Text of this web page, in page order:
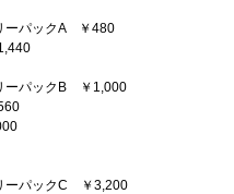
ーパックA　￥480
ーパックB　￥1,000
ーパックC　￥3,200